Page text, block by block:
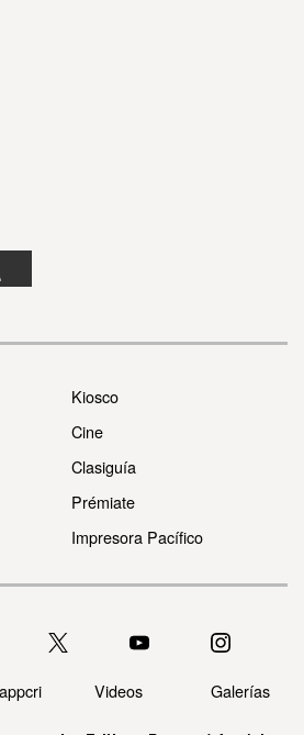
Kiosco
Cine
Clasiguía
Prémiate
Impresora Pacífico
Videos Galerías